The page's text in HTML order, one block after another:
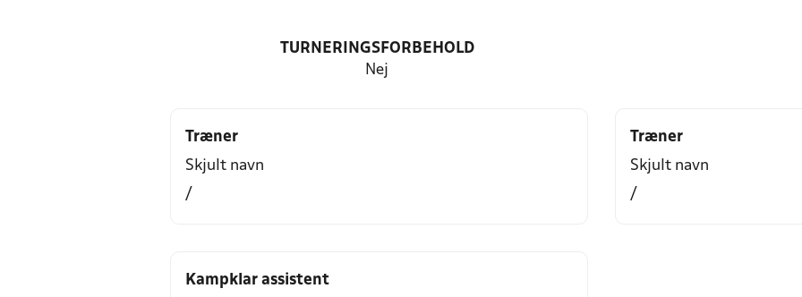
TURNERINGSFORBEHOLD
Nej
Træner
Skjult navn
/
Træner
Skjult navn
/
Kampklar assistent